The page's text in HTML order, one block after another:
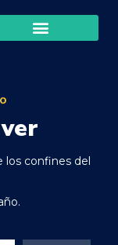
los confines del